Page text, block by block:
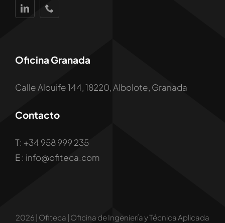
Oficina Granada
Calle Alquife 144, 18220, Albolote, Granada
Contacto
T: +34 958 999 235
E : info@ofiteca.com
2026 | Ofiteca | Oficina de Ingeniería y Técnica Aplicada